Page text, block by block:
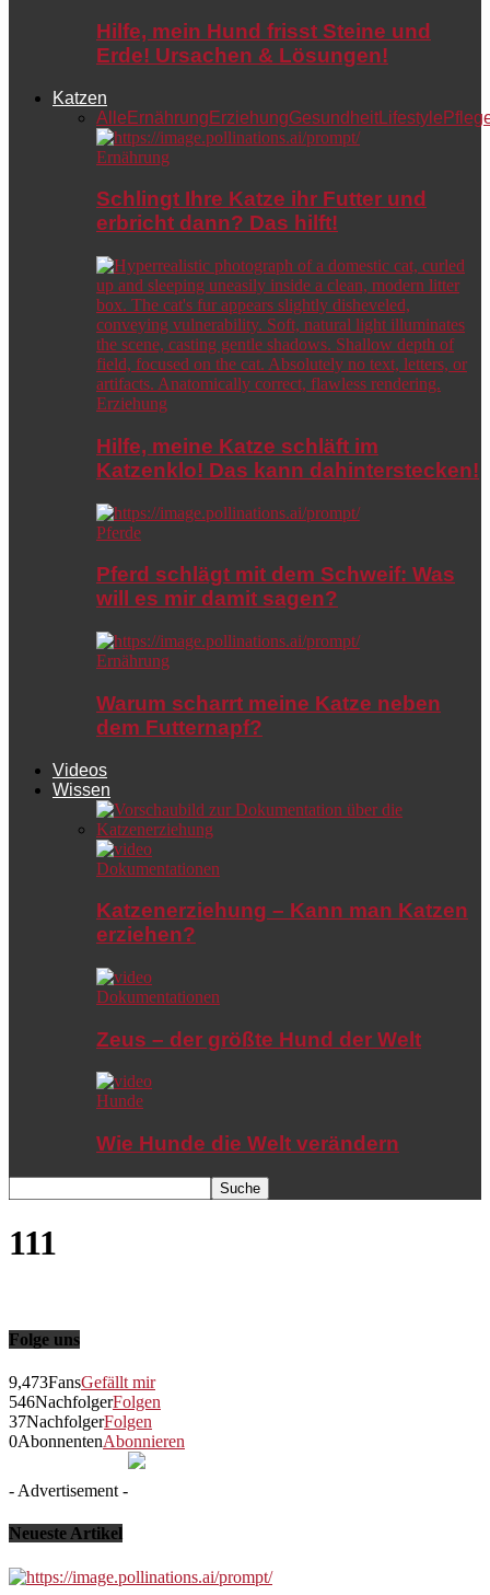
Hilfe, mein Hund frisst Steine und
Erde! Ursachen & Lösungen!
Katzen
Alle Ernährung ErziehungGesundheitLifestyle
Ernährung
Schlingt Ihre Katze ihr Futter und
erbricht dann? Das hilft!
Erziehung
Hilfe, meine Katze schläft im
Katzenklo! Das kann dahinterstecken!
Pferde
Pferd schlägt mit dem Schweif: Was
will es mir damit sagen?
Ernährung
Warum scharrt meine Katze neben
dem Futternapf?
Videos
Wissen
Dokumentationen
Katzenerziehung – Kann man Katzen
erziehen?
Dokumentationen
Zeus – der größte Hund der Welt
Hunde
Wie Hunde die Welt verändern
111
Folge uns
9,473FansGefällt mir
546NachfolgerFolgen
37NachfolgerFolgen
0AbonnentenAbonnieren
- Advertisement -
Neueste Artikel